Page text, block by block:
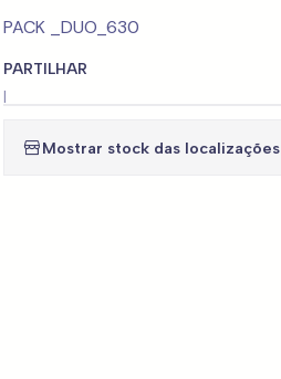
PACK _DUO_630
PARTILHAR
|
Mostrar stock das localizações